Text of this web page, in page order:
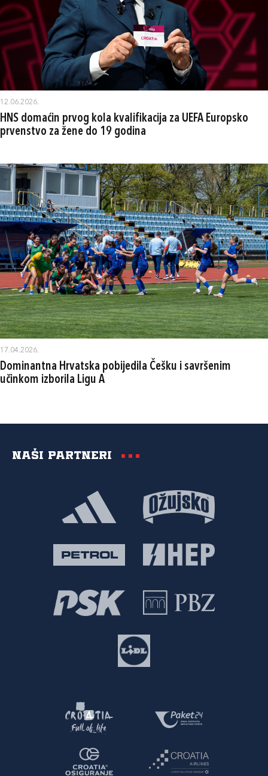
12.06.2026.
HNS domaćin prvog kola kvalifikacija za UEFA Europsko
prvenstvo za žene do 19 godina
17.04.2026.
Dominantna Hrvatska pobijedila Češku i savršenim
učinkom izborila Ligu A
Naši partneri